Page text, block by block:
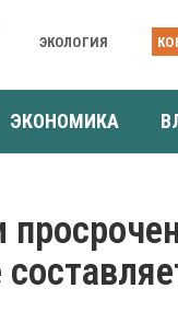
ЭКОЛОГИЯ
ЭКОНОМИКА